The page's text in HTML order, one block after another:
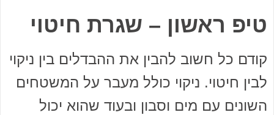
טיפ ראשון – שגרת חיטוי
קודם כל חשוב להבין את ההבדלים בין ניקוי
לבין חיטוי. ניקוי כולל מעבר על המשטחים
השונים עם מים וסבון ובעוד שהוא יכול